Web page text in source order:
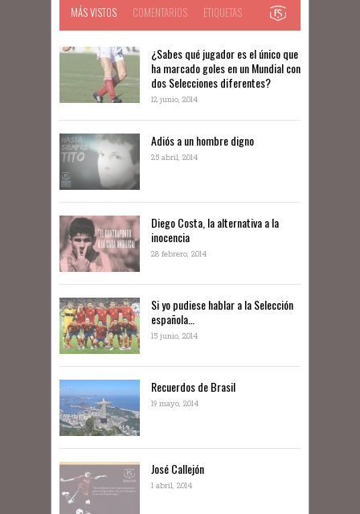
MÁS VISTOS COMENTARIOS ETIQUETAS
¿Sabes qué jugador es el único que
ha marcado goles en un Mundial con
dos Selecciones diferentes?
12 junio, 2014
Adiós a un hombre digno
25 abril, 2014
Diego Costa, la alternativa a la
inocencia
28 febrero, 2014
Si yo pudiese hablar a la Selección
española…
15 junio, 2014
Recuerdos de Brasil
19 mayo, 2014
José Callejón
1 abril, 2014